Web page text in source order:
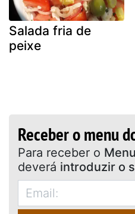
Salada fria de
peixe
Receber o menu
Para receber o
deverá introduzir o